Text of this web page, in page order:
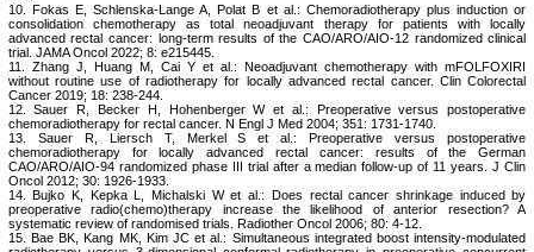
10. Fokas E, Schlenska-Lange A, Polat B et al.: Chemoradiotherapy plus induction or
consolidation chemotherapy as total neoadjuvant therapy for patients with locally
advanced rectal cancer: long-term results of the CAO/ARO/AIO-12 randomized clinical
trial. JAMA Oncol 2022; 8: e215445.
11. Zhang J, Huang M, Cai Y et al.: Neoadjuvant chemotherapy with mFOLFOXIRI
without routine use of radiotherapy for locally advanced rectal cancer. Clin Colorectal
Cancer 2019; 18: 238-244.
12. Sauer R, Becker H, Hohenberger W et al.: Preoperative versus postoperative
chemoradiotherapy for rectal cancer. N Engl J Med 2004; 351: 1731-1740.
13. Sauer R, Liersch T, Merkel S et al.: Preoperative versus postoperative
chemoradiotherapy for locally advanced rectal cancer: results of the German
CAO/ARO/AIO-94 randomized phase III trial after a median follow-up of 11 years. J Clin
Oncol 2012; 30: 1926-1933.
14. Bujko K, Kepka L, Michalski W et al.: Does rectal cancer shrinkage induced by
preoperative radio(chemo)therapy increase the likelihood of anterior resection? A
systematic review of randomised trials. Radiother Oncol 2006; 80: 4-12.
15. Bae BK, Kang MK, Kim JC et al.: Simultaneous integrated boost intensity-modulated